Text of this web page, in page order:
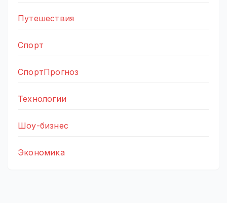
Путешествия
Спорт
СпортПрогноз
Технологии
Шоу-бизнес
Экономика